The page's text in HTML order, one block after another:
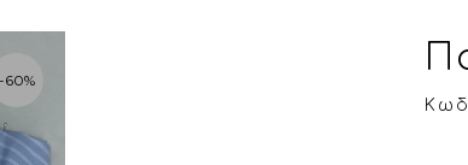
60%